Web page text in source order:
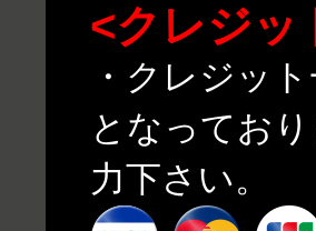
<クレジッ
・クレジッ
となってお
力下さい。